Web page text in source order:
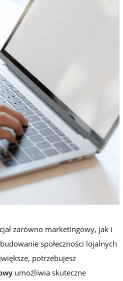
Starter myślą jej
programu
zarówno marketingowy, jak i
społeczności lojalnych
potrzebujesz
umożliwia skuteczne